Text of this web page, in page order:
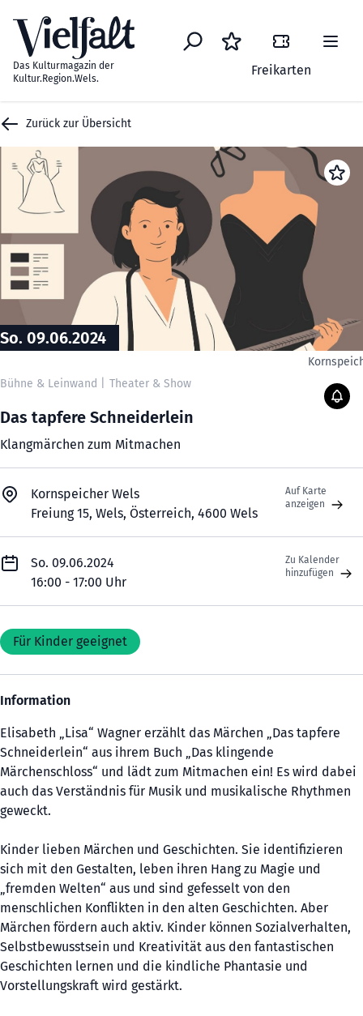
Das Kulturmagazin der
Kultur.Region.Wels.
Freikarten
Zurück zur Übersicht
So. 09.06.2024
Bühne & Leinwand
Theater & Show
Das tapfere Schneiderlein
Klangmärchen zum Mitmachen
Kornspeicher Wels
Freiung 15, Wels, Österreich, 4600 Wels
Auf Karte
anzeigen
So. 09.06.2024
16:00 - 17:00 Uhr
Zu Kalender
hinzufügen
Für Kinder geeignet
Information
Elisabeth „Lisa“ Wagner erzählt das Märchen „Das tapfere
Schneiderlein“ aus ihrem Buch „Das klingende
Märchenschloss“ und lädt zum Mitmachen ein! Es wird dabei
auch das Verständnis für Musik und musikalische Rhythmen
geweckt.
Kinder lieben Märchen und Geschichten. Sie identifizieren
sich mit den Gestalten, leben ihren Hang zu Magie und
„fremden Welten“ aus und sind gefesselt von den
menschlichen Konflikten in den alten Geschichten. Aber
Märchen fördern auch aktiv. Kinder können Sozialverhalten,
Selbstbewusstsein und Kreativität aus den fantastischen
Geschichten lernen und die kindliche Phantasie und
Vorstellungskraft wird gestärkt.